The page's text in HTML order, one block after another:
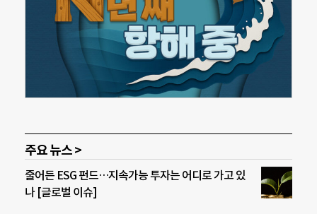
주요 뉴스 >
줄어든 ESG 펀드…지속가능 투자는 어디로 가고 있
나 [글로벌 이슈]